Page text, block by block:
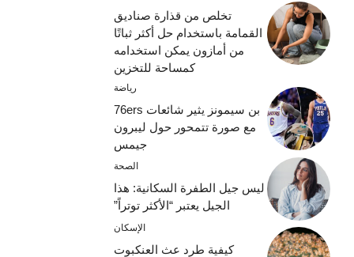
تخلص من قذارة صناديق
القمامة باستخدام حل أكثر ثباتًا
من أمازون يمكن استخدامه
كمساحة للتخزين
رياضة
بن سيمونز يثير شائعات 76ers
مع صورة تتمحور حول ليبرون
جيمس
الصحة
ليس جيل الطفرة السكانية: هذا
الجيل يعتبر “الأكثر توتراً”
الإسكان
كيفية طرد عث العنكبوت